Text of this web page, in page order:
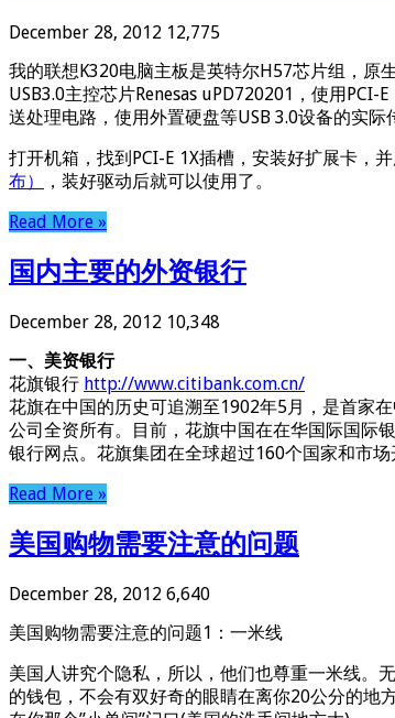
December 28, 2012 12,775
我的联想K320电脑主板是英特尔H57芯片组，原
USB3.0主控芯片Renesas uPD720201，使用
送处理电路，使用外置硬盘等USB 3.0设备的实际
打开机箱，找到PCI-E 1X插槽，安装好扩展卡，
布）
，装好驱动后就可以使用了。
Read More »
国内主要的外资银行
December 28, 2012 10,348
一、美资银行
花旗银行 http://www.citibank.com.cn/
花旗在中国的历史可追溯至1902年5月，是首家
公司全资所有。目前，花旗中国在在华国际国际
银行网点。花旗集团在全球超过160个国家和市
Read More »
美国购物需要注意的问题
December 28, 2012 6,640
美国购物需要注意的问题1：一米线
美国人讲究个隐私，所以，他们也尊重一米线。
的钱包，不会有双好奇的眼睛在离你20公分的地